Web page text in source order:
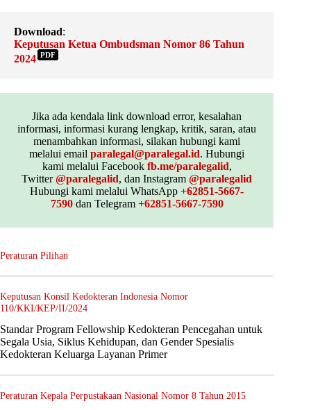
Download:
Keputusan Ketua Ombudsman Nomor 86 Tahun
2024 PDF
Jika ada kendala link download error, kesalahan
informasi, informasi kurang lengkap, kritik, saran, atau
menambahkan informasi, silakan hubungi kami
melalui emailparalegal@paralegal.id. Hubungi
kami melalui Facebook fb.me/paralegalid,
Twitter@paralegalid, dan Instagram@paralegalid
Hubungi kami melalui WhatsApp+62851-5667-
7590dan Telegram +62851-5667-7590
Peraturan Pilihan
Keputusan Konsil Kedokteran Indonesia Nomor
110/KKI/KEP/II/2024
Standar Program Fellowship Kedokteran Pencegahan untuk
Segala Usia, Siklus Kehidupan, dan Gender Spesialis
Kedokteran Keluarga Layanan Primer
Peraturan Kepala Perpustakaan Nasional Nomor 8 Tahun 2015